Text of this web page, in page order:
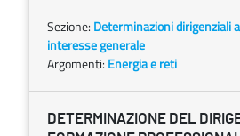
Sezione: Determinazioni dirigenziali
interesse generale
Argomenti: Energia e reti
DETERMINAZIONE DEL